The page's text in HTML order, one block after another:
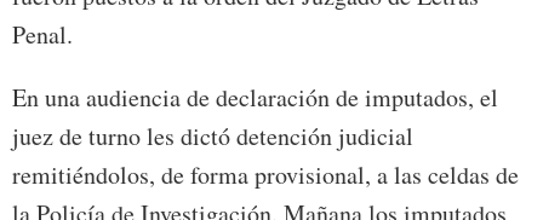
Penal.
En una audiencia de declaración de imputados, el
juez de turno les dictó detención judicial
remitiéndolos, de forma provisional, a las celdas de